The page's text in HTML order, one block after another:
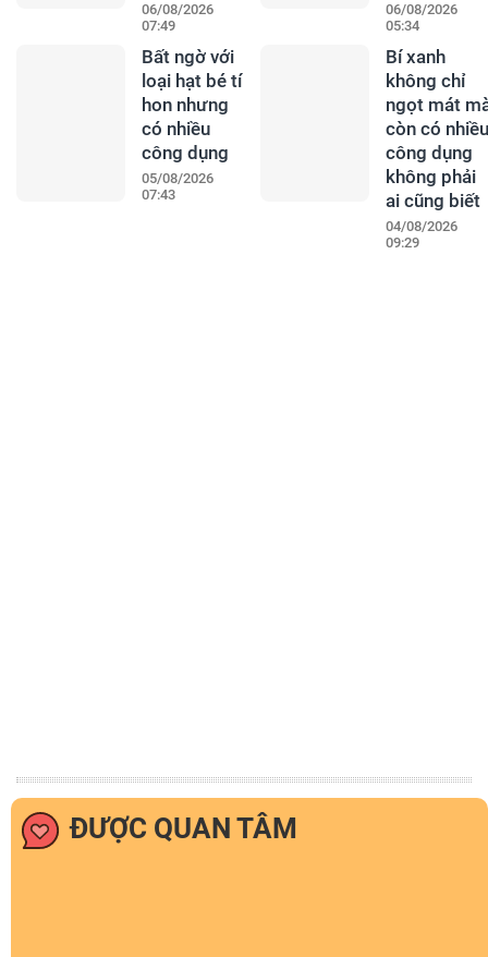
06/08/2026
07:49
06/08/2026
05:34
Bất ngờ với
loại hạt bé tí
hon nhưng
có nhiều
công dụng
05/08/2026
07:43
Bí xanh
không chỉ
ngọt mát
còn có nhiều
công dụng
không phải
ai cũng biết
04/08/2026
09:29
ĐƯỢC QUAN TÂM